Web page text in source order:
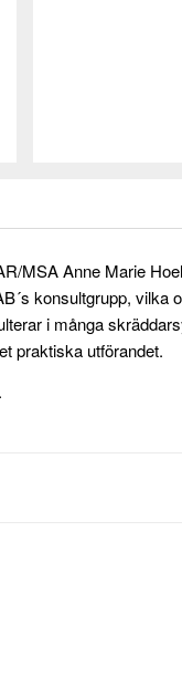
MSA Anne Marie
konsultgrupp, vilka
i många
praktiska utförandet.